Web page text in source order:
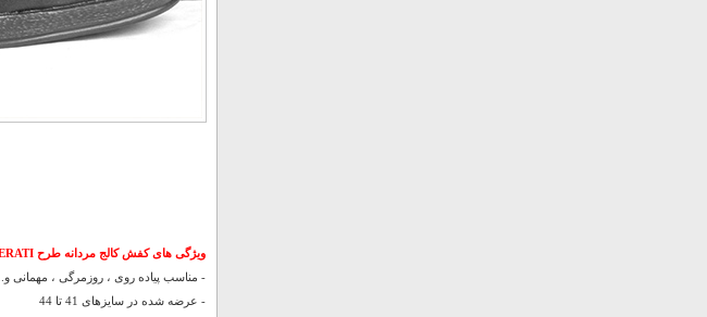
ویژگی های کفش کالج مردانه طرح MASERATI :
- مناسب پیاده روی ، روزمرگی ، مهمانی و...
- عرضه شده در سایزهای 41 تا 44